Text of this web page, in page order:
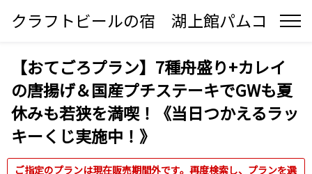
クラフトビールの宿 湖上館パムコ
【おてごろプラン】7種舟盛り+カレイ
の唐揚げ＆国産プチステーキでGWも夏
休みも若狭を満喫！《当日つかえるラッ
キーくじ実施中！》
ご指定のプランは現在販売期間外です。再度検索し、プランを選